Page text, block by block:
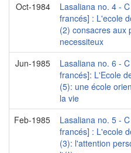
Oct-1984
Lasaliana no. 4 -
francés] : L'ecole
(2) consacres aux
necessiteux
Jun-1985
Lasaliana no. 6 -
francés]: L'Ecole
(5): une école
la vie
Feb-1985
Lasaliana no. 5 -
francés] : L'ecole
(3): l'attention